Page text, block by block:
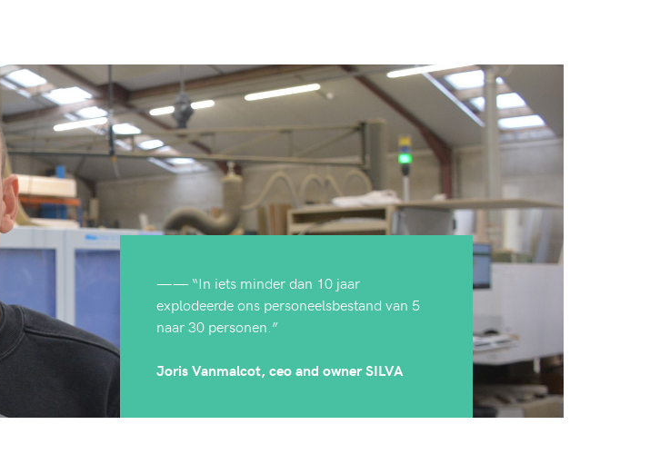
—— “In iets minder dan 10 jaar
explodeerde ons personeelsbestand van 5
naar 30 personen.”
Joris Vanmalcot, ceo and owner SILVA